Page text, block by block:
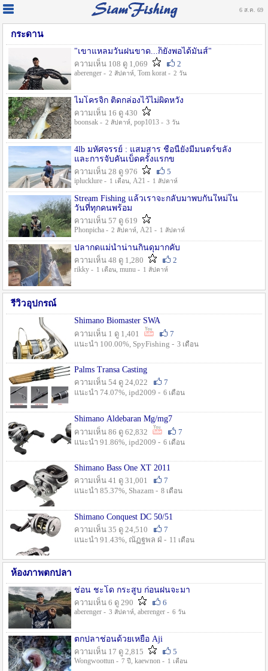
6 ส.ค. 69
กระดาน
"เขาแหลมวันฝนขาด...ก็ยังพอได้มันส์"
ความเห็น 108 ดู 1,069
2
aberenger - 2 สัปดาห์, Tom korat - 2 วัน
ไมโครจิ้ก ติดกล่องไว้ไม่ผิดหวัง
ความเห็น 16 ดู 430
boonsak - 2 สัปดาห์, pop1013 - 3 วัน
4lb มหัศจรรย์ : แสมสาร ชื่อนี้ยังมีมนตร์ขลัง
และการจับคันเบ็ดครั้งแรกข
ความเห็น 28 ดู 976
5
iplucklure - 1 เดือน, A21 - 1 สัปดาห์
Stream Fishing แล้วเราจะกลับมาพบกันใหม่ใน
วันที่ทุกคนพร้อม
ความเห็น 57 ดู 619
Phonpicha - 2 สัปดาห์, A21 - 1 สัปดาห์
ปลากดแม่น้ำน่านกินดุมากคับ
ความเห็น 48 ดู 1,280
2
rikky - 1 เดือน, munu - 1 สัปดาห์
รีวิวอุปกรณ์
Shimano Biomaster SWA
ความเห็น 1 ดู 1,401
7
แนะนำ 100.00%, SpyFishing - 3 เดือน
Palms Transa Casting
ความเห็น 54 ดู 24,022
7
แนะนำ 74.07%, ipd2009 - 6 เดือน
Shimano Aldebaran Mg/mg7
ความเห็น 86 ดู 62,832
7
แนะนำ 91.86%, ipd2009 - 6 เดือน
Shimano Bass One XT 2011
ความเห็น 41 ดู 31,001
7
แนะนำ 85.37%, Shazam - 8 เดือน
Shimano Conquest DC 50/51
ความเห็น 35 ดู 24,510
7
แนะนำ 91.43%, ณัฏฐพล ฝ่ - 11 เดือน
ห้องภาพตกปลา
ช่อน ชะโด กระสูบ ก่อนฝนจะมา
ความเห็น 6 ดู 290
6
aberenger - 3 สัปดาห์, aberenger - 6 วัน
ตกปลาช่อนด้วยเหยื่อ Aji
ความเห็น 17 ดู 2,815
5
Wongwoottun - 7 ปี , kaewnon - 1 เดือน